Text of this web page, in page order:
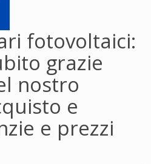
fotovoltaici:
grazie
nostro
e
e prezzi